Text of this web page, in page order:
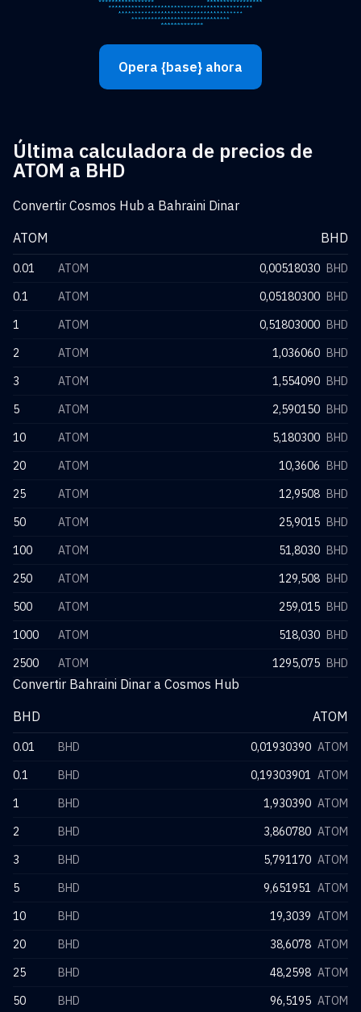
Opera {base} ahora
Última calculadora de precios de
ATOM a BHD
Convertir Cosmos Hub a Bahraini Dinar
ATOM
BHD
0.01 ATOM 0,00518030 BHD
0.1
ATOM 0,05180300 BHD
1
ATOM 0,51803000 BHD
2
ATOM 1,036060 BHD
3
ATOM 1,554090 BHD
5
ATOM 2,590150 BHD
10
ATOM 5,180300 BHD
20
ATOM 10,3606 BHD
25
ATOM 12,9508 BHD
50
ATOM 25,9015 BHD
100
ATOM 51,8030 BHD
250
ATOM 129,508 BHD
500
ATOM 259,015 BHD
1000
ATOM 518,030 BHD
2500
ATOM 1295,075 BHD
Convertir Bahraini Dinar a Cosmos Hub
BHD
ATOM
0.01 BHD 0,01930390 ATOM
0.1
BHD 0,19303901 ATOM
1
BHD 1,930390 ATOM
2
BHD 3,860780 ATOM
3
BHD 5,791170 ATOM
5
BHD 9,651951 ATOM
10
BHD 19,3039 ATOM
20
BHD 38,6078 ATOM
25
BHD 48,2598 ATOM
50
BHD 96,5195 ATOM